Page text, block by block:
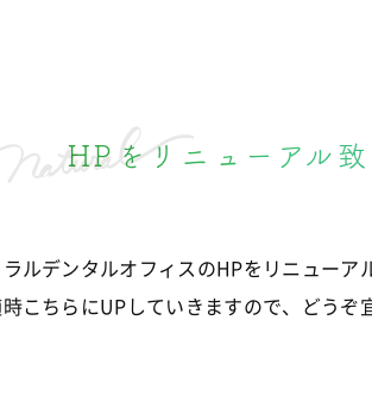
HPをリニューアル致
ルデンタルオフィスのHPをリニューア
こちらにUPしていきますので、どうぞ